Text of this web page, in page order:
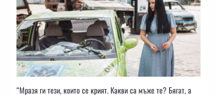
“Мразя ги тези, които се крият. Какви са мъже те? Бягат, а